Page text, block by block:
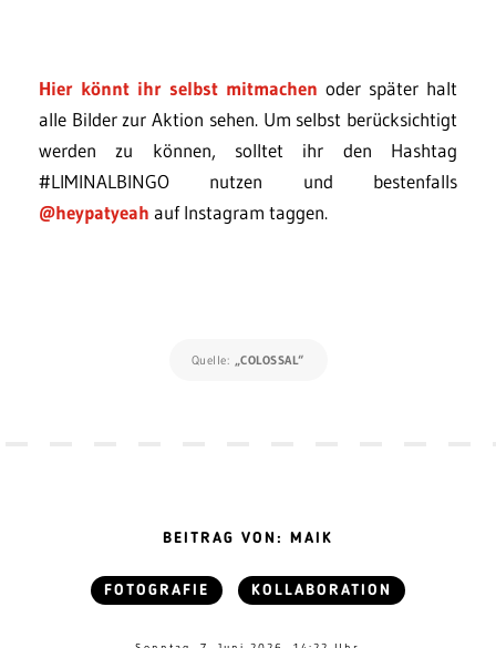
Hier könnt ihr selbst mitmachen oder später halt
alle Bilder zur Aktion sehen. Um selbst berücksichtigt
werden zu können, solltet ihr den Hashtag
#LIMINALBINGO nutzen und bestenfalls
@heypatyeah auf Instagram taggen.
Quelle: „COLOSSAL“
BEITRAG VON: MAIK
FOTOGRAFIE KOLLABORATION